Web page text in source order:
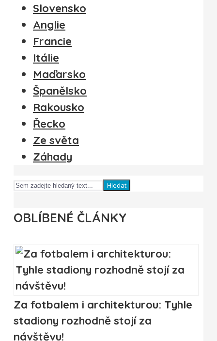
Slovensko
Anglie
Francie
Itálie
Maďarsko
Španělsko
Rakousko
Řecko
Ze světa
Záhady
Hledat
OBLÍBENÉ ČLÁNKY
Za fotbalem i architekturou: Tyhle
stadiony rozhodně stojí za
návštěvu!